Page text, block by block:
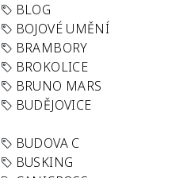
BLOG
BOJOVÉ UMĚNÍ
BRAMBORY
BROKOLICE
BRUNO MARS
BUDĚJOVICE
BUDOVA C
BUSKING